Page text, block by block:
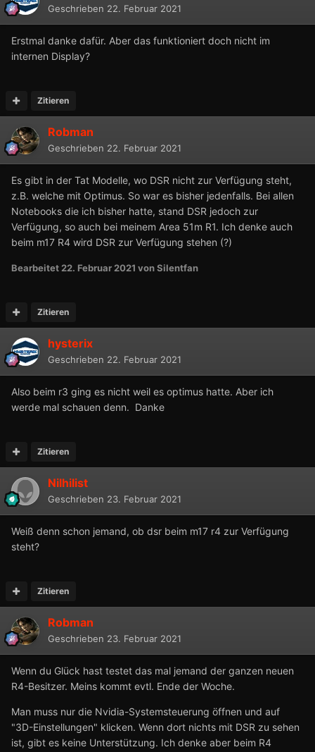
Geschrieben 22. Februar 2021
Erstmal danke dafür. Aber das funktioniert doch nicht im
internen Display?
Zitieren
Robman
Geschrieben 22. Februar 2021
Es gibt in der Tat Modelle, wo DSR nicht zur Verfügung steht,
z.B. welche mit Optimus. So war es bisher jedenfalls. Bei allen
Notebooks die ich bisher hatte, stand DSR jedoch zur
Verfügung, so auch bei meinem Area 51m R1. Ich denke auch
beim m17 R4 wird DSR zur Verfügung stehen (?)
Bearbeitet 22. Februar 2021 von Silentfan
Zitieren
hysterix
Geschrieben 22. Februar 2021
Also beim r3 ging es nicht weil es optimus hatte. Aber ich
werde mal schauen denn. Danke
Zitieren
Nilhilist
Geschrieben 23. Februar 2021
Weiß denn schon jemand, ob dsr beim m17 r4 zur Verfügung
steht?
Zitieren
Robman
Geschrieben 23. Februar 2021
Wenn du Glück hast testet das mal jemand der ganzen neuen
R4-Besitzer. Meins kommt evtl. Ende der Woche.
Man muss nur die Nvidia-Systemsteuerung öffnen und auf
"3D-Einstellungen" klicken. Wenn dort nichts mit DSR zu sehen
ist, gibt es keine Unterstützung. Ich denke aber beim R4